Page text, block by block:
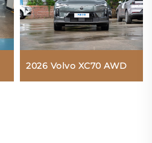
2026 Volvo XC70 AWD